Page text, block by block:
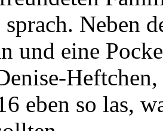
sprach. Neben
und eine
eben so las,